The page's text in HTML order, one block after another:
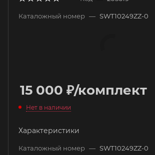
Каталожный номер — SWT10249ZZ-0
15 000 ₽/комплект
Нет в наличии
Характеристики
Каталожный номер — SWT10249ZZ-0